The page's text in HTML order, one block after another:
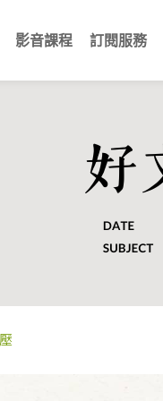
影音課程 訂閱服務